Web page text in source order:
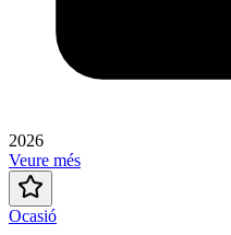
2026
Veure més
Ocasió